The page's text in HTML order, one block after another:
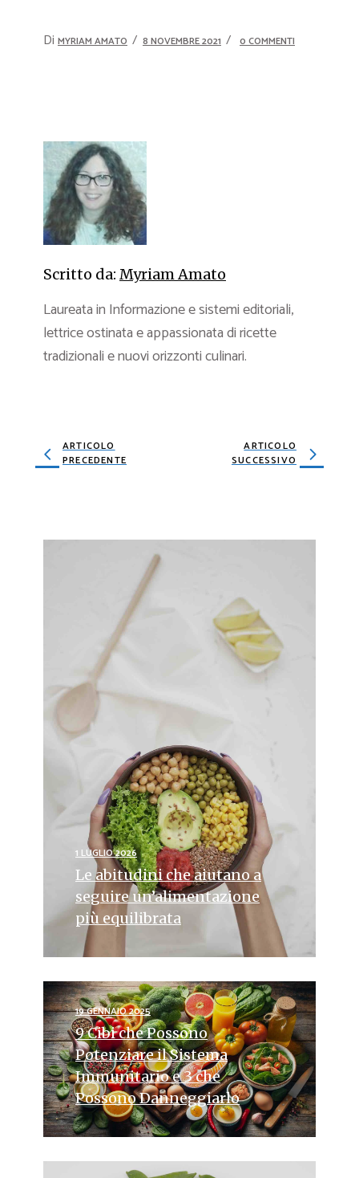
Di MYRIAM AMATO 8 NOVEMBRE 2021 0 COMMENTI
Scritto da: Myriam Amato
Laureata in Informazione e sistemi editoriali,
lettrice ostinata e appassionata di ricette
tradizionali e nuovi orizzonti culinari.
ARTICOLO
PRECEDENTE
ARTICOLO
SUCCESSIVO
1 LUGLIO 2026
Le abitudini che aiutano a
seguire un’alimentazione
più equilibrata
19 GENNAIO 2025
9 Cibi che Possono
Potenziare il Sistema
Immunitario e 3 che
Possono Danneggiarlo